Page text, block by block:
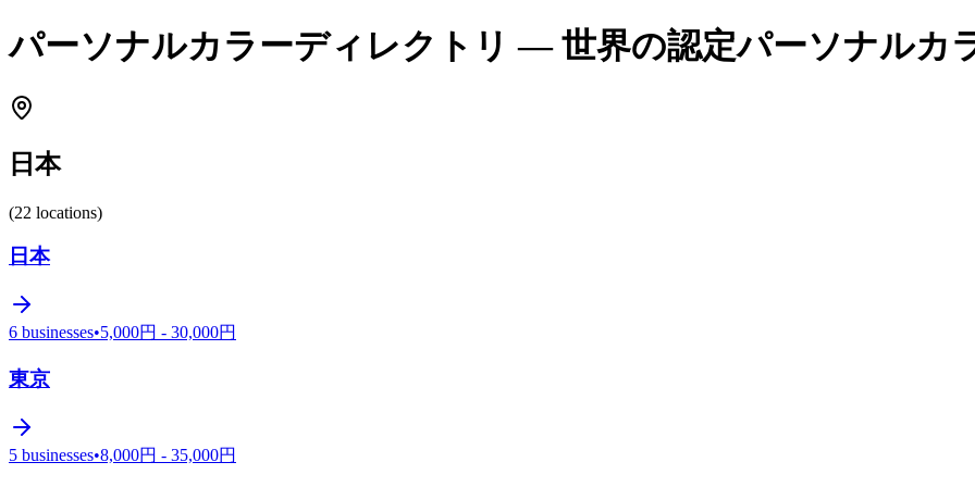
パーソナルカラーディレクトリ ― 世界の認定パーソナルカ
日本
(22 locations)
日本
6 businesses•5,000円 - 30,000円
東京
5 businesses•8,000円 - 35,000円